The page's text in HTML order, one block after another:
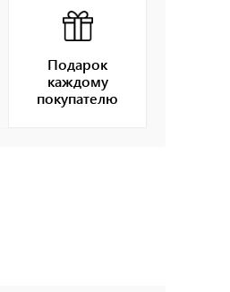
Подарок
каждому
покупателю